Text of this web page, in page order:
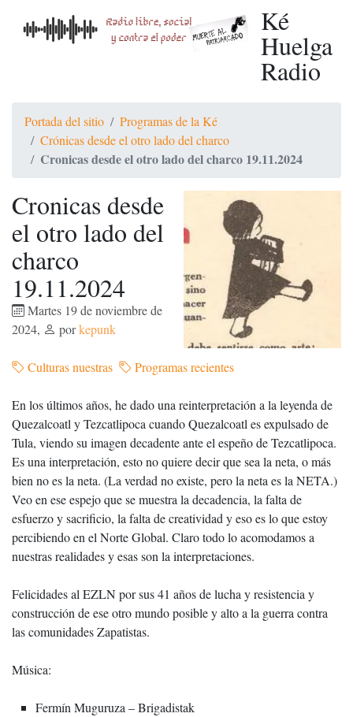
Ké
Huelga
Radio
Portada del sitio
Programas de la Ké
Crónicas desde el otro lado del charco
Cronicas desde el otro lado del charco 19.11.2024
Cronicas desde
el otro lado del
charco
19.11.2024
Martes 19 de noviembre de
2024, porkepunk
Culturas nuestras Programas recientes
En los últimos años, he dado una reinterpretación a la leyenda de
Quezalcoatl y Tezcatlipoca cuando Quezalcoatl es expulsado de
Tula, viendo su imagen decadente ante el espeño de Tezcatlipoca.
Es una interpretación, esto no quiere decir que sea la neta, o más
bien no es la neta. (La verdad no existe, pero la neta es la NETA.)
Veo en ese espejo que se muestra la decadencia, la falta de
esfuerzo y sacrificio, la falta de creatividad y eso es lo que estoy
percibiendo en el Norte Global. Claro todo lo acomodamos a
nuestras realidades y esas son la interpretaciones.
Felicidades al EZLN por sus 41 años de lucha y resistencia y
construcción de ese otro mundo posible y alto a la guerra contra
las comunidades Zapatistas.
Música:
Fermín Muguruza – Brigadistak